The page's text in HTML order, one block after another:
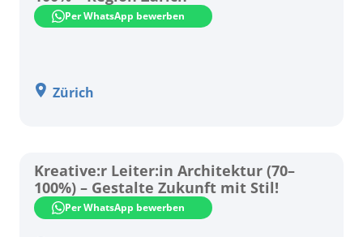
Per WhatsApp bewerben
Zürich
Kreative:r Leiter:in Architektur (70–
100%) – Gestalte Zukunft mit Stil!
Per WhatsApp bewerben